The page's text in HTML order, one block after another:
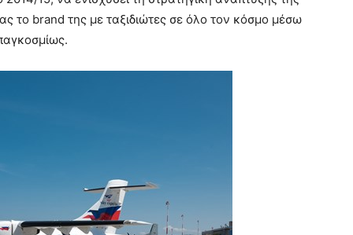
το brand της με ταξιδιώτες σε όλο τον κόσμο μέσω